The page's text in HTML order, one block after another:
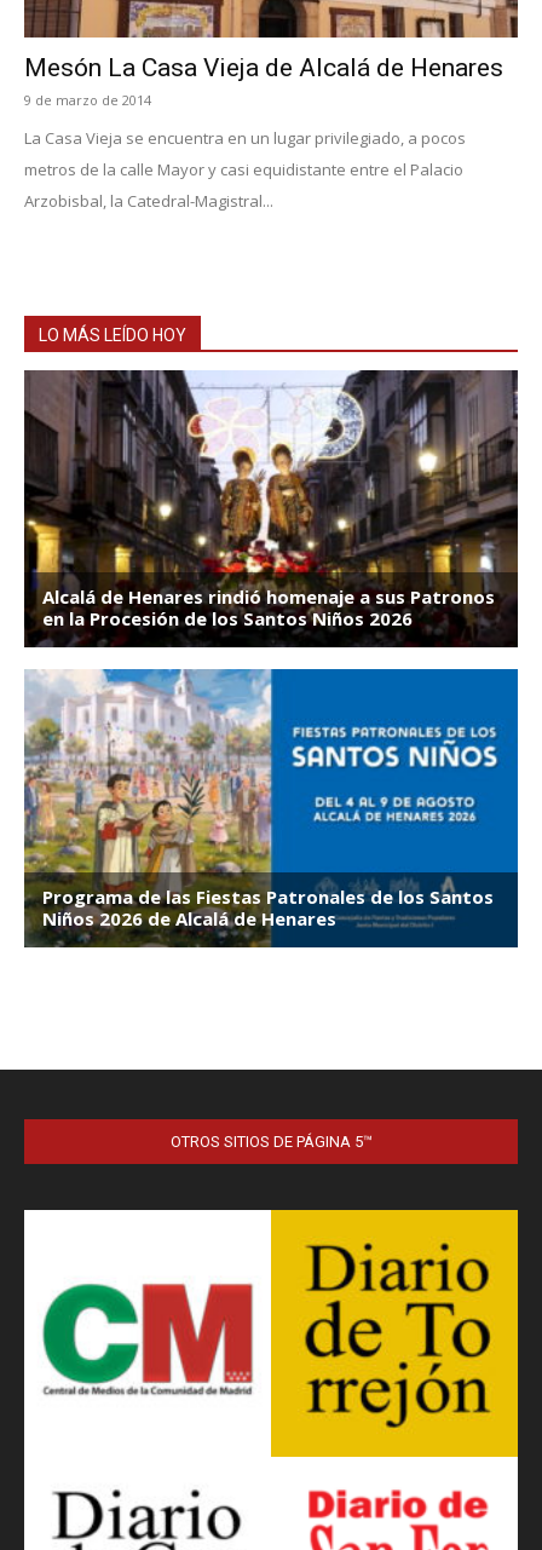
Mesón La Casa Vieja de Alcalá de Henares
9 de marzo de 2014
La Casa Vieja se encuentra en un lugar privilegiado, a pocos
metros de la calle Mayor y casi equidistante entre el Palacio
Arzobisbal, la Catedral-Magistral...
LO MÁS LEÍDO HOY
OTROS SITIOS DE PÁGINA 5™